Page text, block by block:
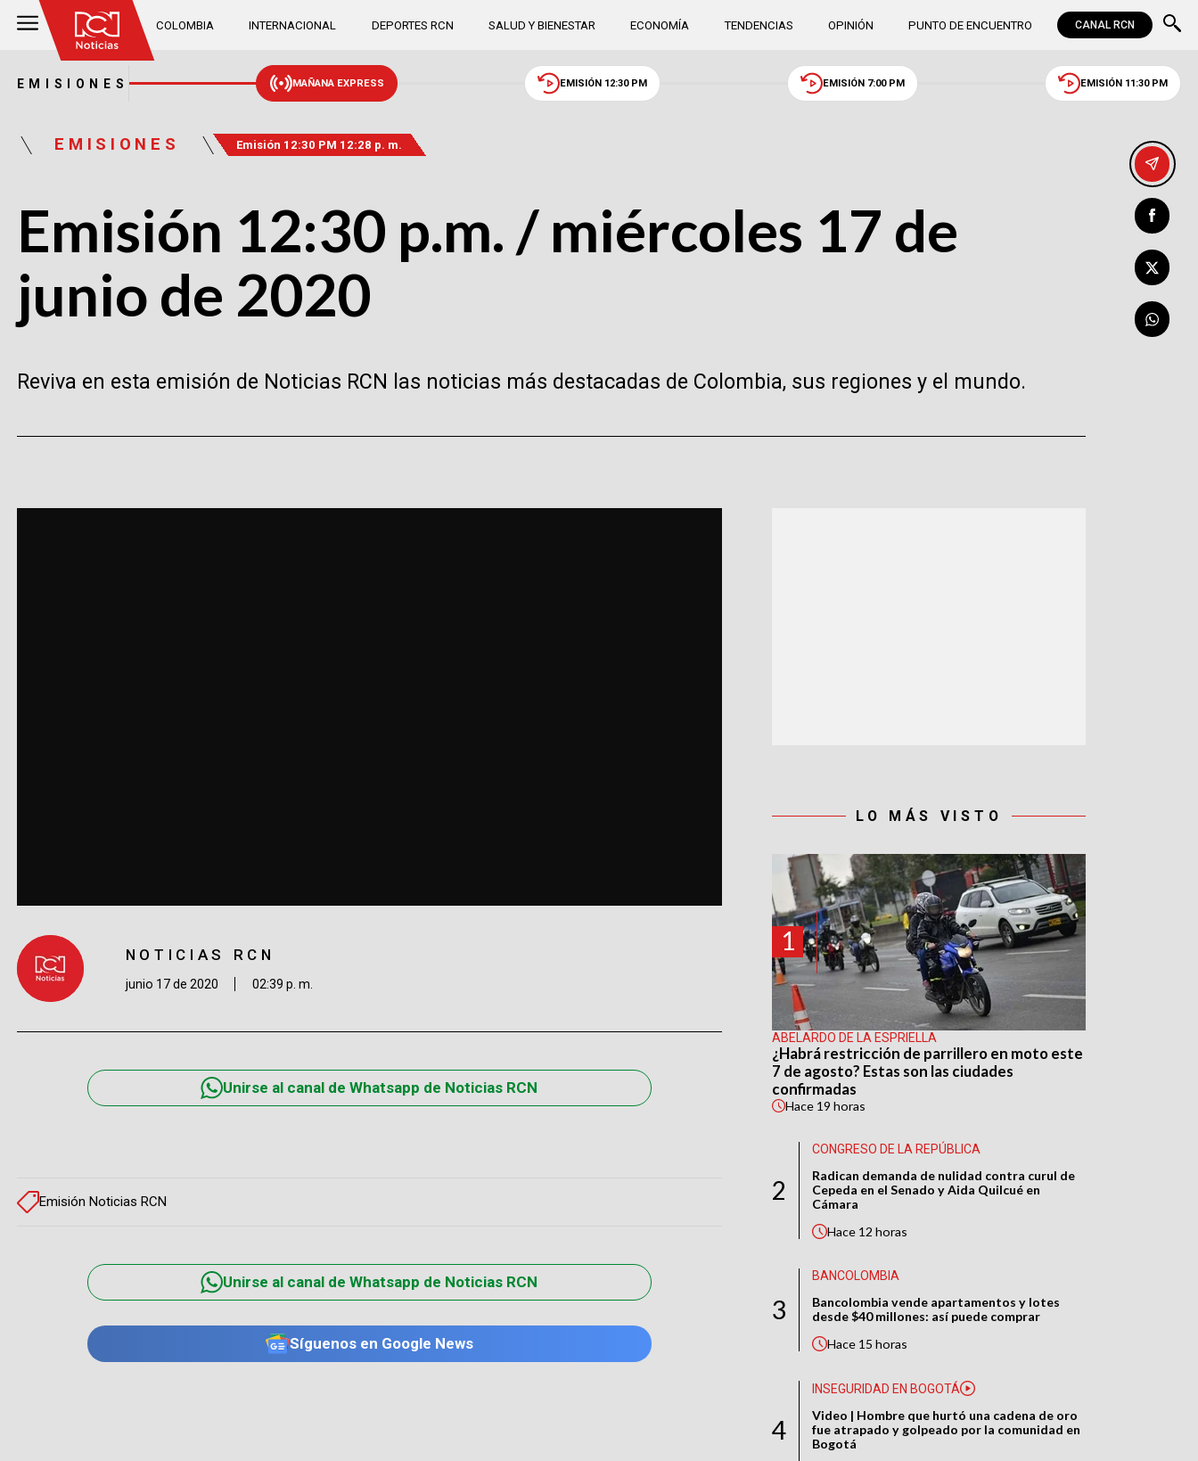
COLOMBIA INTERNACIONAL DEPORTES RCN SALUD Y BIENESTAR ECONOMÍA TENDENCIAS OPINIÓN PUNTO DE ENCUENTRO CANAL RCN
EMISIONES MAÑANA EXPRESS EMISIÓN 12:30 PM EMISIÓN 7:00 PM EMISIÓN 11:30 PM
EMISIONES Emisión 12:30 PM 12:28 p. m.
Emisión 12:30 p.m. / miércoles 17 de
junio de 2020
Reviva en esta emisión de Noticias RCN las noticias más destacadas de Colombia, sus regiones y el mundo.
NOTICIAS RCN
junio 17 de 2020 02:39 p. m.
Unirse al canal de Whatsapp de Noticias RCN
Emisión Noticias RCN
Unirse al canal de Whatsapp de Noticias RCN
Síguenos en Google News
LO MÁS VISTO
1
ABELARDO DE LA ESPRIELLA
¿Habrá restricción de parrillero en moto este
7 de agosto? Estas son las ciudades
confirmadas
Hace 19 horas
2
CONGRESO DE LA REPÚBLICA
Radican demanda de nulidad contra curul de
Cepeda en el Senado y Aida Quilcué en
Cámara
Hace 12 horas
3
BANCOLOMBIA
Bancolombia vende apartamentos y lotes
desde $40 millones: así puede comprar
Hace 15 horas
4
INSEGURIDAD EN BOGOTÁ
Video | Hombre que hurtó una cadena de oro
fue atrapado y golpeado por la comunidad en
Bogotá